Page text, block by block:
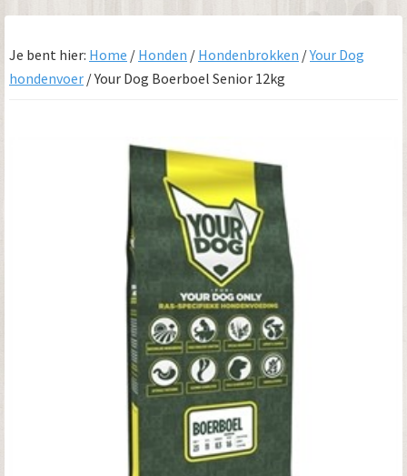
Je bent hier: Home / Honden / Hondenbrokken /Your Dog
hondenvoer /Your Dog Boerboel Senior 12kg